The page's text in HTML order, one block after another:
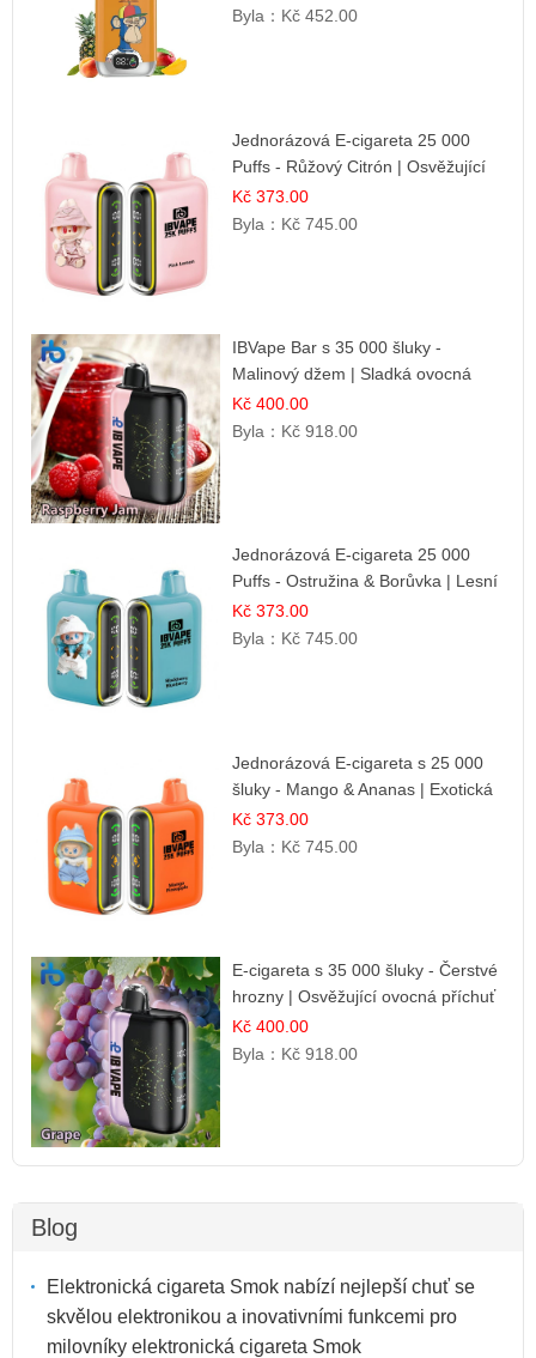
Byla： Kč 452.00
Jednorázová E-cigareta 25 000
Puffs - Růžový Citrón | Osvěžující
citrusová příchuť
Kč 373.00
Byla： Kč 745.00
IBVape Bar s 35 000 šluky -
Malinový džem | Sladká ovocná
příchuť
Kč 400.00
Byla： Kč 918.00
Jednorázová E-cigareta 25 000
Puffs - Ostružina & Borůvka | Lesní
ovocná směs
Kč 373.00
Byla： Kč 745.00
Jednorázová E-cigareta s 25 000
šluky - Mango & Ananas | Exotická
ovocná směs
Kč 373.00
Byla： Kč 745.00
E-cigareta s 35 000 šluky - Čerstvé
hrozny | Osvěžující ovocná příchuť
Kč 400.00
Byla： Kč 918.00
Blog
Elektronická cigareta Smok nabízí nejlepší chuť se
skvělou elektronikou a inovativními funkcemi pro
milovníky elektronická cigareta Smok